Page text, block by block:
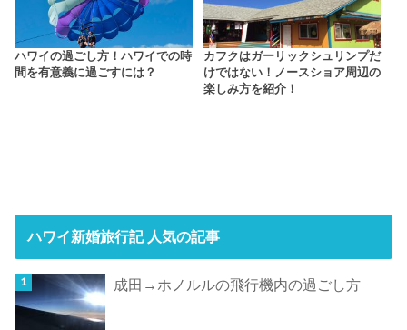
ハワイの過ごし方！ハワイでの時
間を有意義に過ごすには？
カフクはガーリックシュリンプだ
けではない！ノースショア周辺の
楽しみ方を紹介！
ハワイ新婚旅行記 人気の記事
成田→ホノルルの飛行機内の過ごし方